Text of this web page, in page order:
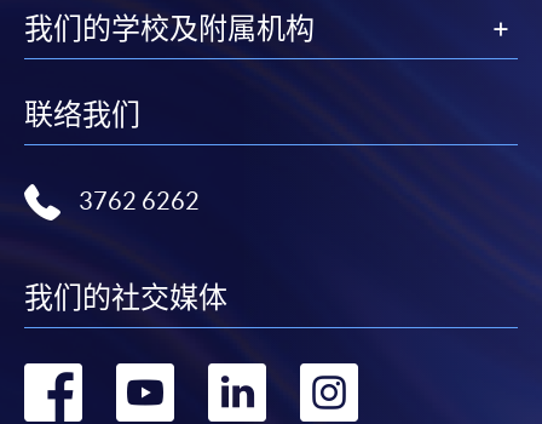
我们的学校及附属机构
联络我们
3762 6262
我们的社交媒体
转 转 转 转